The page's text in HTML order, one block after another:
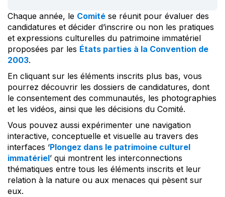
Chaque année, le Comité se réunit pour évaluer des
candidatures et décider d’inscrire ou non les pratiques
et expressions culturelles du patrimoine immatériel
proposées par les États parties à la Convention de
2003.
En cliquant sur les éléments inscrits plus bas, vous
pourrez découvrir les dossiers de candidatures, dont
le consentement des communautés, les photographies
et les vidéos, ainsi que les décisions du Comité.
Vous pouvez aussi expérimenter une navigation
interactive, conceptuelle et visuelle au travers des
interfaces ‘Plongez dans le patrimoine culturel
immatériel’ qui montrent les interconnections
thématiques entre tous les éléments inscrits et leur
relation à la nature ou aux menaces qui pèsent sur
eux.